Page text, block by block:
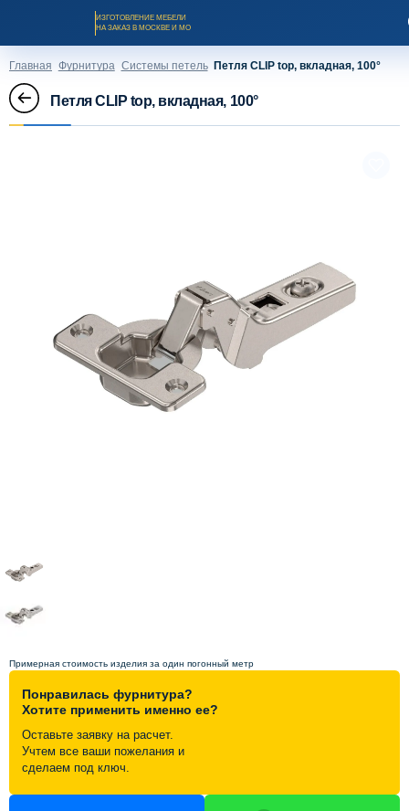
ИЗГОТОВЛЕНИЕ МЕБЕЛИ
НА ЗАКАЗ В МОСКВЕ И МО
Оплата и доставка
Рассрочка и кредит
Контакты
Главная Фурнитура Системы петель Петля CLIP top, вкладная, 100°
Петля CLIP top, вкладная, 100°
Примерная стоимость изделия за один погонный метр
Понравилась фурнитура?
Хотите применить именно ее?
Оставьте заявку на расчет.
Учтем все ваши пожелания и
сделаем под ключ.